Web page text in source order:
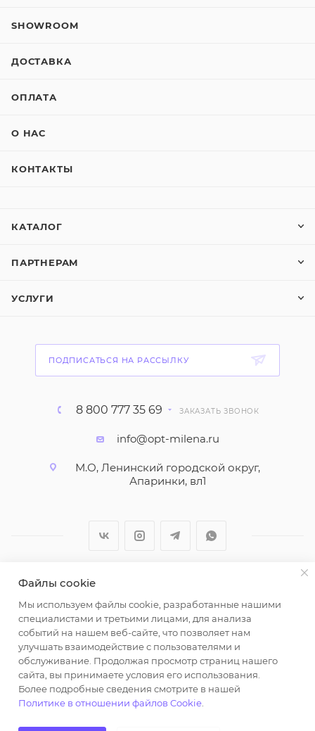
SHOWROOM
ДОСТАВКА
ОПЛАТА
О НАС
КОНТАКТЫ
КАТАЛОГ
ПАРТНЕРАМ
УСЛУГИ
ПОДПИСАТЬСЯ НА РАССЫЛКУ
8 800 777 35 69 ЗАКАЗАТЬ ЗВОНОК
info@opt-milena.ru
М.О, Ленинский городской округ,
Апаринки, вл1
2026 © ООО "Вайт Текстиль групп"
Любая информация на сайте носит справочный
характер и не является публичной офертой
определяемой положениями пункта 2 статьи 437
Гражданского кодекса Российской Федерации.
Использование любых материалов, опубликованных
на https://opt-milena.ru, допустимо только при
наличии письменного разрешения редакции и
активной ссылки на https://opt-milena.ru
Файлы cookie
Мы используем файлы cookie, разработанные нашими
специалистами и третьими лицами, для анализа
событий на нашем веб-сайте, что позволяет нам
улучшать взаимодействие с пользователями и
обслуживание. Продолжая просмотр страниц нашего
сайта, вы принимаете условия его использования.
Более подробные сведения смотрите в нашей
Политике в отношении файлов Cookie